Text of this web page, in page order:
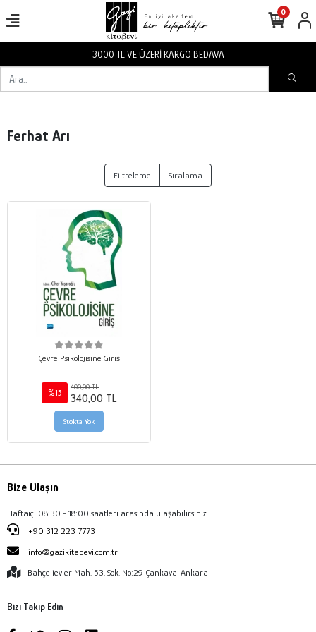
3000 TL VE ÜZERİ KARGO BEDAVA
0
Ferhat Arı
Filtreleme Sıralama
Çevre Psikolojisine Giriş
%15
400,00 TL
340,00 TL
Stokta Yok
Bize Ulaşın
Haftaiçi 08:30 - 18:00 saatleri arasında ulaşabilirsiniz.
+90 312 223 7773
info@gazikitabevi.com.tr
Bahçelievler Mah. 53. Sok. No:29 Çankaya-Ankara
Bizi Takip Edin